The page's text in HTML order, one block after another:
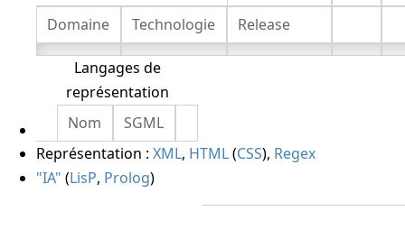
Domaine
Technologie Release
Langages de
représentation
Nom
SGML
Représentation : XML, HTML(CSS), Regex
"IA" (LisP, Prolog)